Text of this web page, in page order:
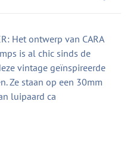
Het ontwerp van CARA
is al chic sinds de
vintage geïnspireerde
Ze staan op een 30mm
luipaard ca